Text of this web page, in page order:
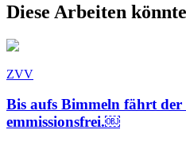
Diese Arbeiten
ZVV
Bis aufs Bimmeln fährt
emmissionsfrei.￼